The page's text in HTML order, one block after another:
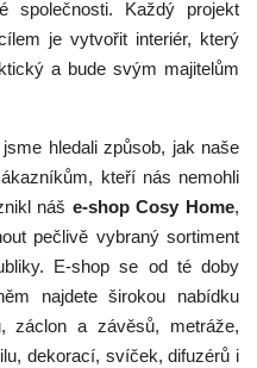
společnosti. Každý projekt
je vytvořit interiér, který
a bude svým majitelům
hledali způsob, jak naše
kteří nás nemohli
náš e-shop Cosy Home,
pečlivě vybraný sortiment
E-shop se od té doby
najdete širokou nabídku
záclon a závěsů, metráže,
dekorací, svíček, difuzérů i